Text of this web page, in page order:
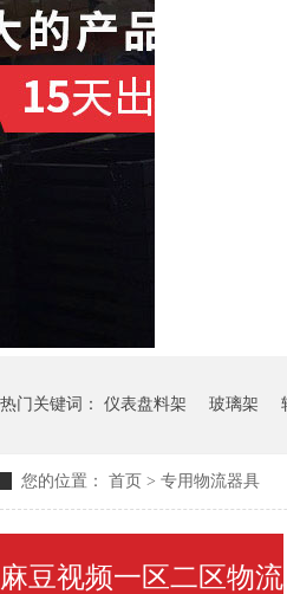
钢板箱
货架系统
化工行业
热门关键词： 仪表盘料架 玻璃架
您的位置： 首页 > 专用物流器具
麻豆视频一区二区物流